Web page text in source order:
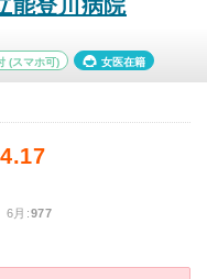
能登川病院
(スマホ可) 女医在籍
4.17
月:977